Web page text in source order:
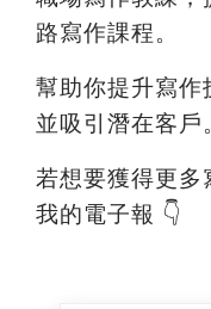
路寫作課程。
幫助你提升寫作
並吸引潛在客戶。
若想要獲得更
我的電子報 👇